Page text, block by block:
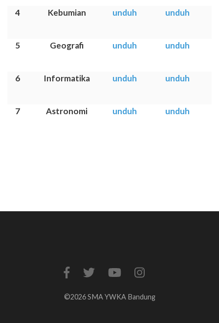
4 Kebumian unduh unduh
5 Geografi unduh unduh
6 Informatika unduh unduh
7 Astronomi unduh unduh
©2026 SMA YWKA Bandung